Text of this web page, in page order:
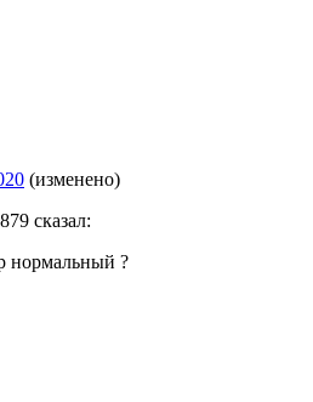
(изменено)
сказал:
нормальный ?